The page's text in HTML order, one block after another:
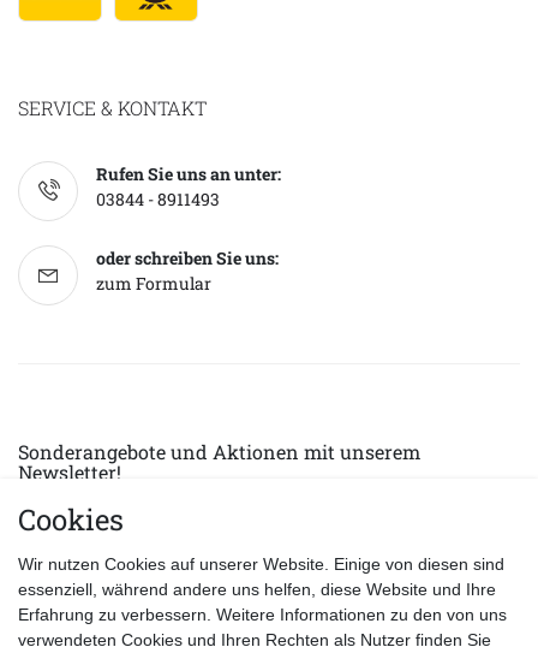
SERVICE & KONTAKT
Rufen Sie uns an unter:
03844 - 8911493
oder schreiben Sie uns:
zum Formular
Sonderangebote und Aktionen mit unserem
Newsletter!
E-MAIL *
Datenschutzerklärung
Cookies
Wir nutzen Cookies auf unserer Website. Einige von diesen sind
essenziell, während andere uns helfen, diese Website und Ihre
Erfahrung zu verbessern. Weitere Informationen zu den von uns
verwendeten Cookies und Ihren Rechten als Nutzer finden Sie